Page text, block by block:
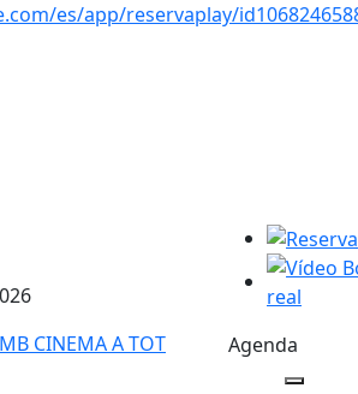
es/app/reservaplay/
esportives
CINEMA A TOT JAZZ
CINEMA A TOT
Vídeo
Agenda